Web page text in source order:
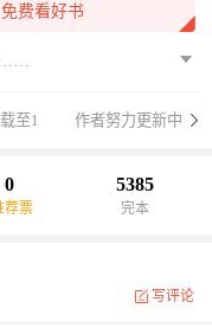
费看好书
至1 作者努力更新中
0
荐票
5385
完本
写评论